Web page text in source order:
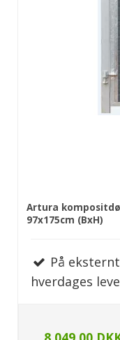
Artura
97x175cm (BxH)
På
hverdages